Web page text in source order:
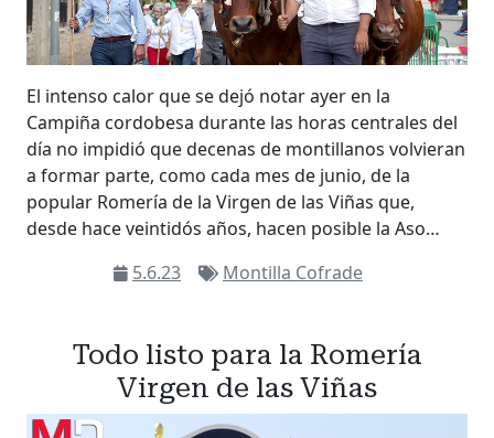
El intenso calor que se dejó notar ayer en la
Campiña cordobesa durante las horas centrales del
día no impidió que decenas de montillanos volvieran
a formar parte, como cada mes de junio, de la
popular Romería de la Virgen de las Viñas que,
desde hace veintidós años, hacen posible la Aso…
5.6.23
Montilla Cofrade
Todo listo para la Romería
Virgen de las Viñas